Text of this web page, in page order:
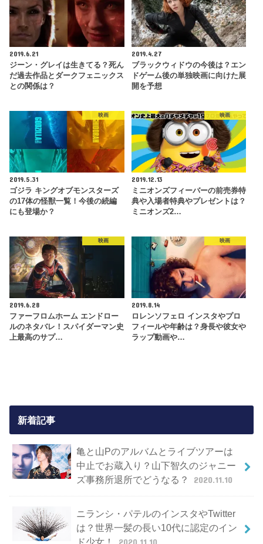
2019.6.21
ジーン・グレイは生きてる？死ん
だ過去作品とダークフェニックス
との関係は？
2019.4.27
ブラックウィドウの今後は？エン
ドゲーム後の単独映画に向けた展
開を予想
映画
2019.5.31
ゴジラ キングオブモンスターズ
の17体の怪獣一覧！今後の続編
にも登場か？
映画
2019.12.13
ミニオンズフィーバーの前売券特
典や入場者特典やプレゼントは？
ミニオンズ2…
映画
2019.6.28
ファーフロムホーム エンドロー
ルのネタバレ！スパイダーマン史
上最高のサプ…
映画
2019.8.14
ロレンソフェロ インスタやプロ
フィールや年齢は？身長や彼女や
ラップ動画や…
新着記事
亀と山Pのアルバムとライブツアーは
中止でお蔵入り？山下智久のジャニー
ズ事務所退所でどうなる？
2020.11.10
ニランシ・パテルのインスタやTwitter
は？世界一髪の長い10代に認定のイン
ド少女！
2020.11.10